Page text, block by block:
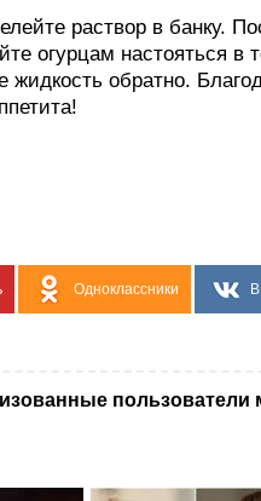
раствор в банку.
огурцам настояться в
жидкость обратно.
Одноклассники
пользователи